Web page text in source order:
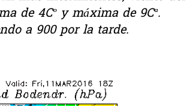
de 4Cº y máxima de 9Cª.
a 900 por la tarde.